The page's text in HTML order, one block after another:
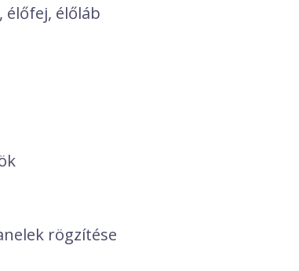
élőfej, élőláb
rögzítése